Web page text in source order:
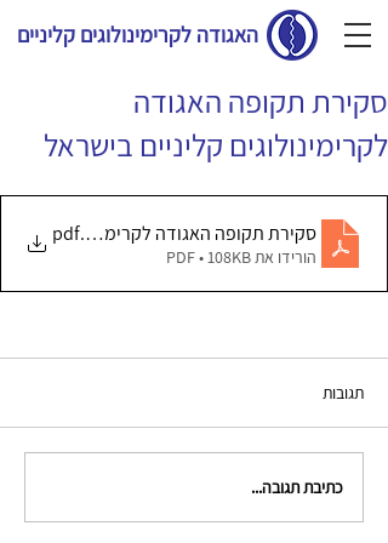
האגודה לקרימינולוגים קליניים
סקירת תקופה האגודה
לקרימינולוגים קליניים בישראל
סקירת תקופה האגודה לקרימינולוגים
.pdf
הורידו את PDF • 108KB
תגובות
כתיבת תגובה...